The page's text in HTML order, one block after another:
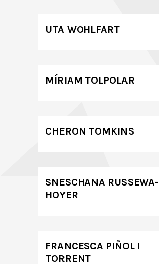
UTA WOHLFART
MÍRIAM TOLPOLAR
CHERON TOMKINS
SNESCHANA RUSSEWA-
HOYER
FRANCESCA PIÑOL I
TORRENT